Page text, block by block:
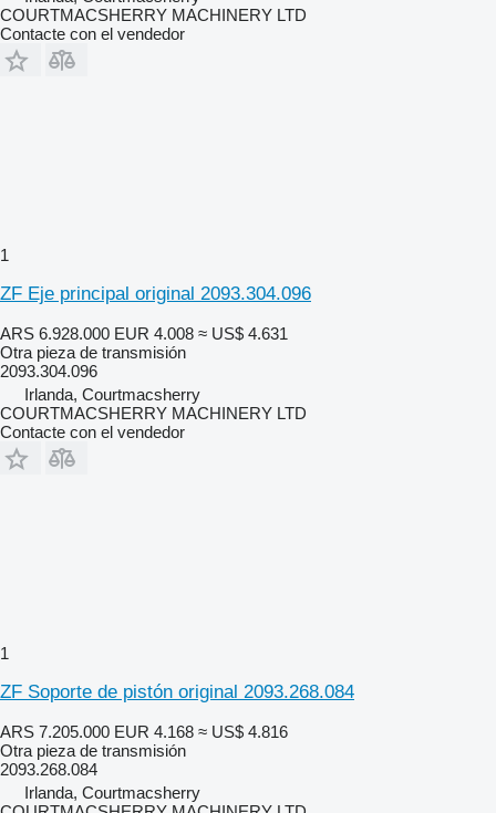
COURTMACSHERRY MACHINERY LTD
Contacte con el vendedor
1
ZF Eje principal original 2093.304.096
ARS 6.928.000 EUR 4.008 ≈ US$ 4.631
Otra pieza de transmisión
2093.304.096
Irlanda, Courtmacsherry
COURTMACSHERRY MACHINERY LTD
Contacte con el vendedor
1
ZF Soporte de pistón original 2093.268.084
ARS 7.205.000 EUR 4.168 ≈ US$ 4.816
Otra pieza de transmisión
2093.268.084
Irlanda, Courtmacsherry